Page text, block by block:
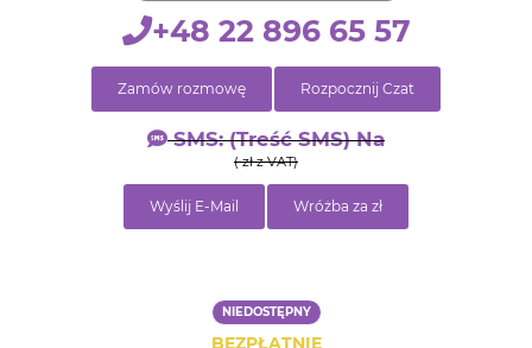
+48 22 896 65 57
Zamów rozmowę Rozpocznij Czat
SMS: (treść SMS) Na
( zł z VAT)
Wyślij E-Mail Wróżba za zł
NIEDOSTĘPNY
BEZPŁATNIE